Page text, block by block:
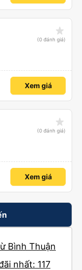
star_rate
(0 đánh giá)
Xem giá
star_rate
(0 đánh giá)
Xem giá
Bình Thuận
nhất: 117